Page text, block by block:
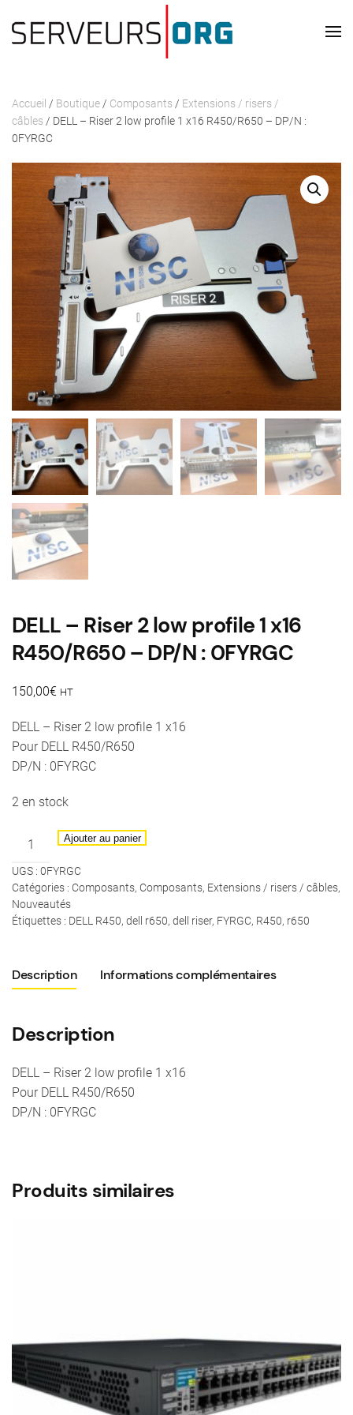
Passer au contenu principal
Accueil / Boutique / Composants / Extensions / risers /
câbles / DELL – Riser 2 low profile 1 x16 R450/R650 – DP/N :
0FYRGC
DELL – Riser 2 low profile 1 x16
R450/R650 – DP/N : 0FYRGC
150,00€ HT
DELL – Riser 2 low profile 1 x16
Pour DELL R450/R650
DP/N : 0FYRGC
2 en stock
quantité
DELL
-
Riser
profile
1
R450/R650
DP/N
0FYRGC
Ajouter au panier
UGS : 0FYRGC
Catégories : Composants, Composants, Extensions / risers / câbles,
Nouveautés
Étiquettes : DELL R450, dell r650, dell riser, FYRGC, R450, r650
Description Informations complémentaires
Description
DELL – Riser 2 low profile 1 x16
Pour DELL R450/R650
DP/N : 0FYRGC
Produits similaires